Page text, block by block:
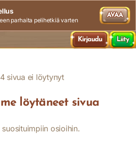
parhaita pelihetkiä varten
AVAA
Kirjaudu Liity
sivua ei löytynyt
löytäneet sivua
suosituimpiin osioihin.